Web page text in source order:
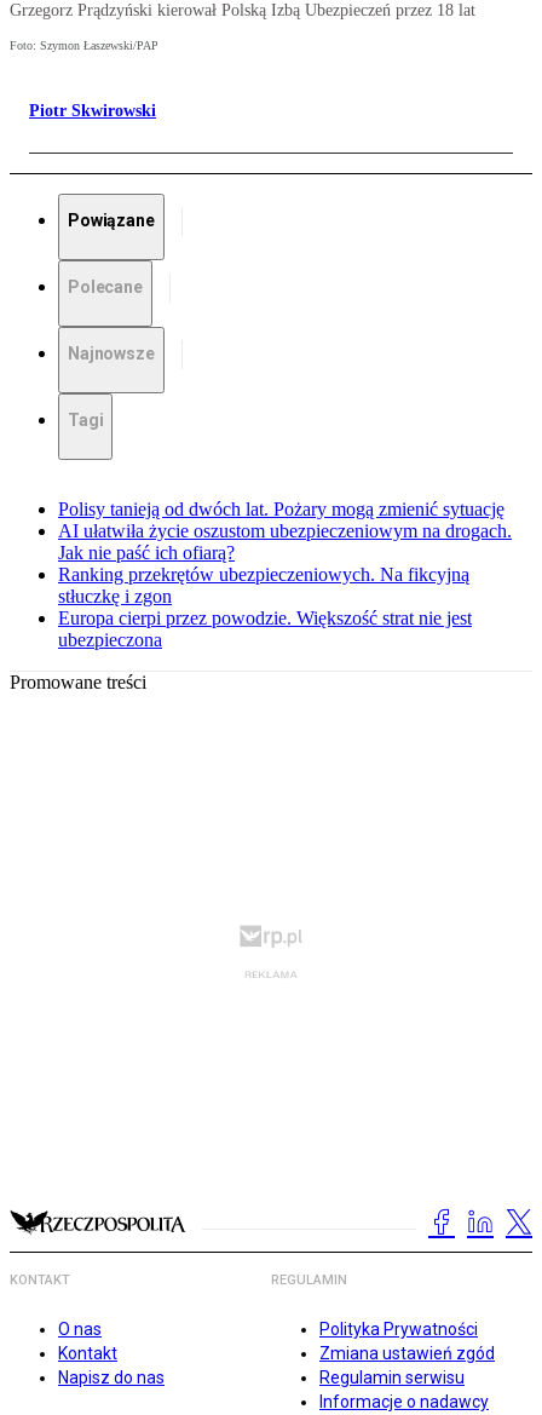
Grzegorz Prądzyński kierował Polską Izbą Ubezpieczeń przez 18 lat
Foto: Szymon Łaszewski/PAP
Piotr Skwirowski
Powiązane
Polecane
Najnowsze
Tagi
Polisy tanieją od dwóch lat. Pożary mogą zmienić sytuację
AI ułatwiła życie oszustom ubezpieczeniowym na drogach.
Jak nie paść ich ofiarą?
Ranking przekrętów ubezpieczeniowych. Na fikcyjną
stłuczkę i zgon
Europa cierpi przez powodzie. Większość strat nie jest
ubezpieczona
Promowane treści
KONTAKT
O nas
Kontakt
Napisz do nas
REGULAMIN
Polityka Prywatności
Zmiana ustawień zgód
Regulamin serwisu
Informacje o nadawcy